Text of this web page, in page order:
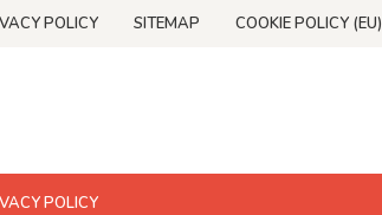
POLICY SITEMAP COOKIE POLICY (EU)
POLICY